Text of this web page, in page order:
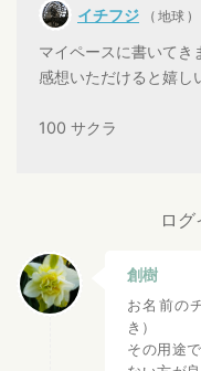
イチフジ ( 地球 )
マイペースに書いてき
感想いただけると嬉し
100 サクラ
ロ
創樹
お名前の
き）
その用途